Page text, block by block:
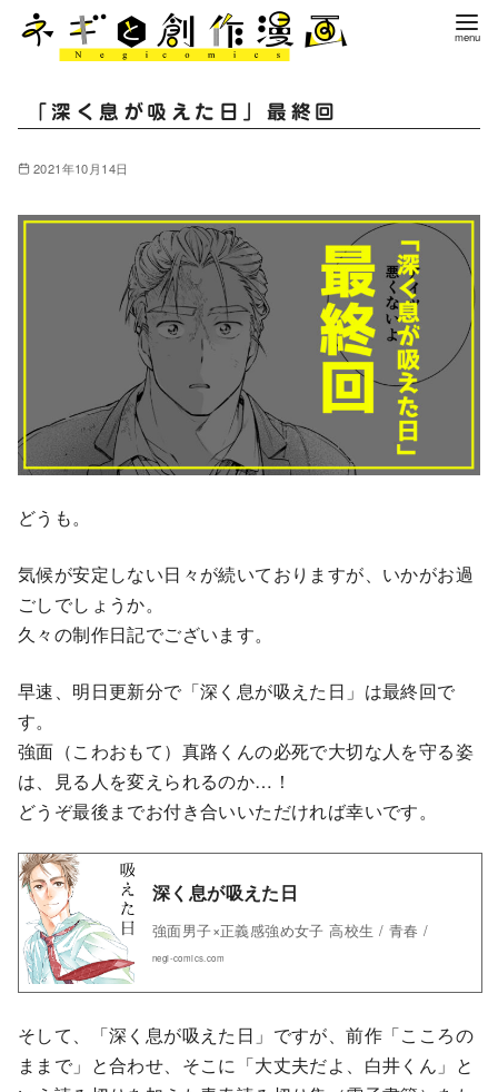
「深く息が吸えた日」最終回
2021年10月14日
どうも。
気候が安定しない日々が続いておりますが、いかがお過
ごしでしょうか。
久々の制作日記でございます。
早速、明日更新分で「深く息が吸えた日」は最終回で
す。
強面（こわおもて）真路くんの必死で大切な人を守る姿
は、見る人を変えられるのか…！
どうぞ最後までお付き合いいただければ幸いです。
深く息が吸えた日
強面男子×正義感強め女子 高校生 / 青春 /
negi-comics.com
そして、「深く息が吸えた日」ですが、前作「こころの
ままで」と合わせ、そこに「大丈夫だよ、白井くん」と